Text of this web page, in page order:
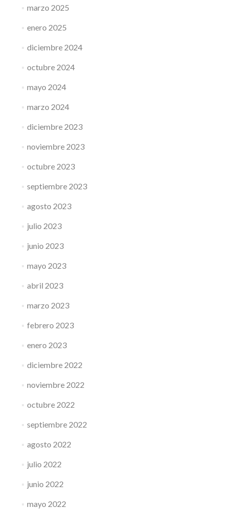
marzo 2025
enero 2025
diciembre 2024
octubre 2024
mayo 2024
marzo 2024
diciembre 2023
noviembre 2023
octubre 2023
septiembre 2023
agosto 2023
julio 2023
junio 2023
mayo 2023
abril 2023
marzo 2023
febrero 2023
enero 2023
diciembre 2022
noviembre 2022
octubre 2022
septiembre 2022
agosto 2022
julio 2022
junio 2022
mayo 2022